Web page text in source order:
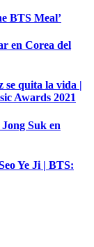
BTS Meal’
en Corea del
quita la vida |
Awards 2021
Suk en
Ye Ji | BTS: